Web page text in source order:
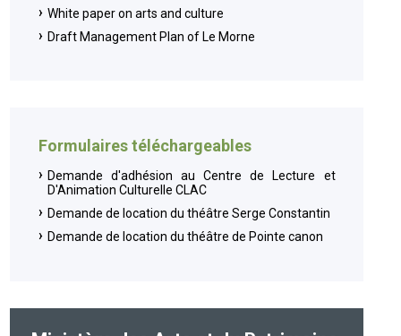
White paper on arts and culture
Draft Management Plan of Le Morne
Formulaires téléchargeables
Demande d'adhésion au Centre de Lecture et
D'Animation Culturelle CLAC
Demande de location du théâtre Serge Constantin
Demande de location du théâtre de Pointe canon